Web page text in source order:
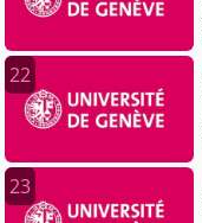
22
23